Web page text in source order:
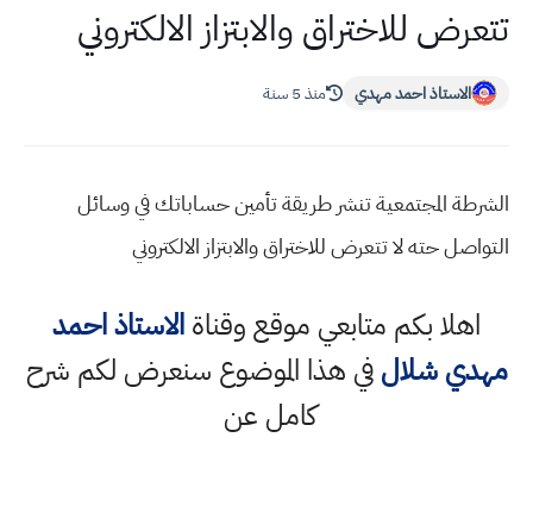
تتعرض للاختراق والابتزاز الالكتروني
الاستاذ احمد مهدي منذ 5 سنة
الشرطة المجتمعية تنشر طريقة تأمين حساباتك في وسائل
التواصل حته لا تتعرض للاختراق والابتزاز الالكتروني
اهلا بكم متابعي موقع وقناةالاستاذ احمد
مهدي شلالفي هذا الموضوع سنعرض لكم شرح
كامل عن